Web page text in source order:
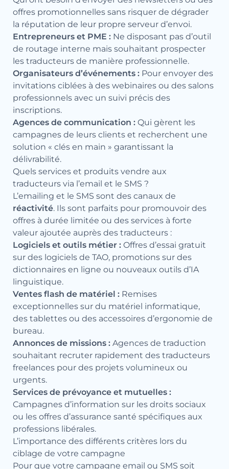
offres promotionnelles sans risquer de dégrader
la réputation de leur propre serveur d’envoi.
Entrepreneurs et PME : Ne disposant pas d’outil
de routage interne mais souhaitant prospecter
les traducteurs de manière professionnelle.
Organisateurs d’événements : Pour envoyer des
invitations ciblées à des webinaires ou des salons
professionnels avec un suivi précis des
inscriptions.
Agences de communication : Qui gèrent les
campagnes de leurs clients et recherchent une
solution « clés en main » garantissant la
délivrabilité.
Quels services et produits vendre aux
traducteurs via l’email et le SMS ?
L’emailing et le SMS sont des canaux de
réactivité. Ils sont parfaits pour promouvoir des
offres à durée limitée ou des services à forte
valeur ajoutée auprès des traducteurs :
Logiciels et outils métier : Offres d’essai gratuit
sur des logiciels de TAO, promotions sur des
dictionnaires en ligne ou nouveaux outils d’IA
linguistique.
Ventes flash de matériel : Remises
exceptionnelles sur du matériel informatique,
des tablettes ou des accessoires d’ergonomie de
bureau.
Annonces de missions : Agences de traduction
souhaitant recruter rapidement des traducteurs
freelances pour des projets volumineux ou
urgents.
Services de prévoyance et mutuelles :
Campagnes d’information sur les droits sociaux
ou les offres d’assurance santé spécifiques aux
professions libérales.
L’importance des différents critères lors du
ciblage de votre campagne
Pour que votre campagne email ou SMS soit